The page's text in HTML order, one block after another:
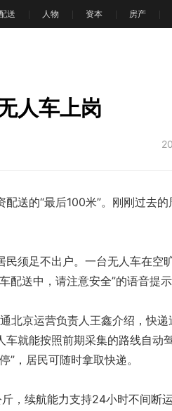
送 人物 资本 房产
人车上岗
的“最后100米”。刚刚过去的
足不出户。一台无人车在空
送中，请注意安全”的语音提示
京运营负责人王鑫介绍，快递
就能按照前期采集的路线自动
”，居民可随时拿取快递。
续航能力支持24小时不间断